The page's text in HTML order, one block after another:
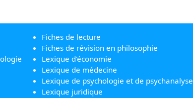
Fiches de lecture
Fiches de révision en philosophie
Lexique d'économie
Lexique de médecine
Lexique de psychologie et de psychanalyse
Lexique juridique